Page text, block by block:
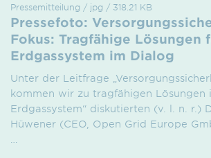
Pressemitteilung / jpg / 318.21 KB
Pressefoto:
Fokus: Tragfähige Lösungen
Erdgassystem im Dialog
Unter der Leitfrage
kommen wir zu tragfähigen Lösungen
Erdgassystem“ diskutierten (v. l. n. r.)
Hüwener (CEO, Open Grid Europe